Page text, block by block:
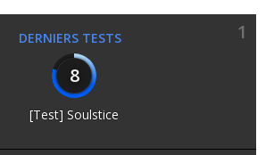
DERNIERS TESTS
1
8
[Test] Soulstice